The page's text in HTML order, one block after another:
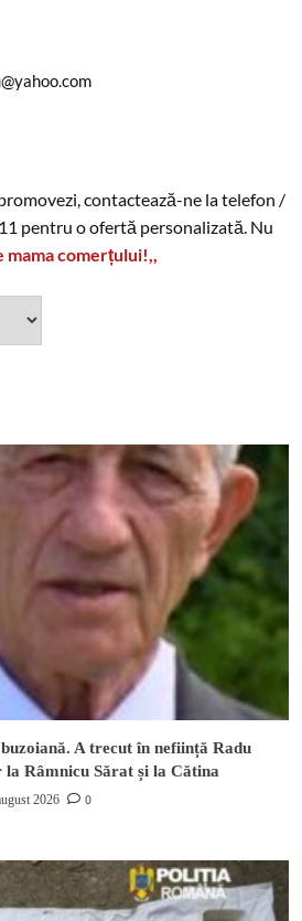
contactează-ne la telefon /
pentru o ofertă personalizată. Nu
mama comerțului!,,
A trecut în neființă Radu
Râmnicu Sărat și la Cătina
2026 0